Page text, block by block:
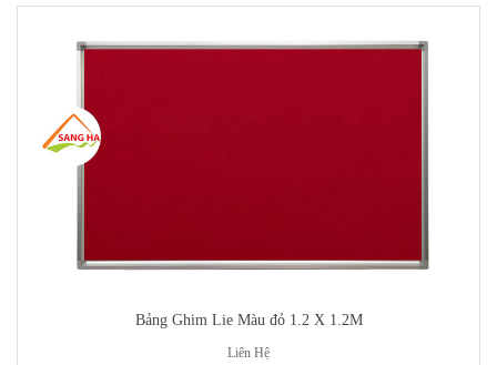
Bảng Ghim Lie Màu đỏ 1.2 X 1.2M
Liên Hệ